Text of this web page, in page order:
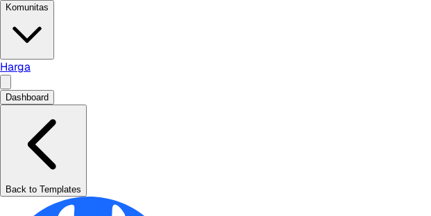
Komunitas
Harga
Dashboard
Back to Templates